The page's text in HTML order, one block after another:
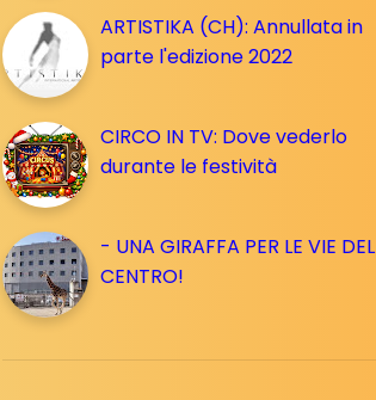
ARTISTIKA (CH): Annullata in
parte l'edizione 2022
CIRCO IN TV: Dove vederlo
durante le festività
- UNA GIRAFFA PER LE VIE DEL
CENTRO!